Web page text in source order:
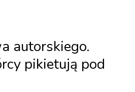
autorskiego.
pikietują pod